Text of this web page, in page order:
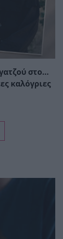
στο…
καλόγριες